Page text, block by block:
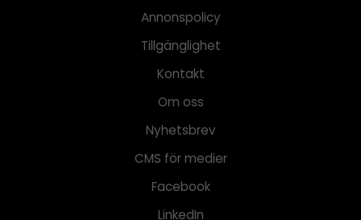
Annonspolicy
Tillgänglighet
Kontakt
Om oss
Nyhetsbrev
CMS för medier
Facebook
LinkedIn